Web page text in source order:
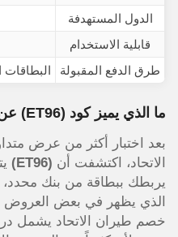
الدول المستهدفة
قابلية الاستخدام
طرق الدفع المقبولة
البطاقات
ما الذي يميز كود (ET96)
بعد اختبار أكثر من عرض
الاتحاد، اكتشفت أن (ET96)
يربطك ببطاقة من بنك محدد،
الذي يظهر في بعض العروض
خصم طيران الاتحاد يشمل